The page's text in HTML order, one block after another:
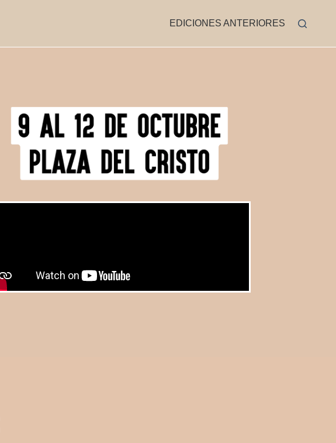
EDICIONES ANTERIORES